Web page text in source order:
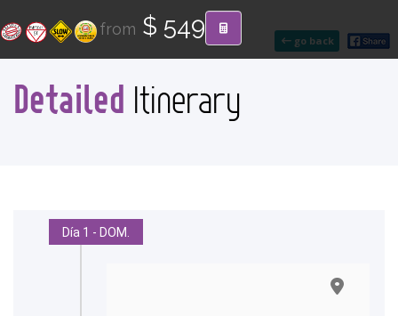
Find your Tour
go back
from $ 549
Detailed Itinerary
Día 1 - DOM.